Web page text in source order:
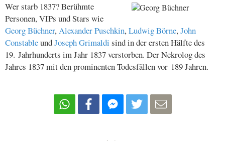
Wer starb 1837? Berühmte
Personen, VIPs und Stars wie
Georg Büchner,Alexander Puschkin,Ludwig Börne,John
ConstableundJoseph Grimaldi sind in der ersten Hälfte des
19. Jahrhunderts im Jahr 1837 verstorben. Der Nekrolog des
Jahres 1837 mit den prominenten Todesfällen vor 189 Jahren.